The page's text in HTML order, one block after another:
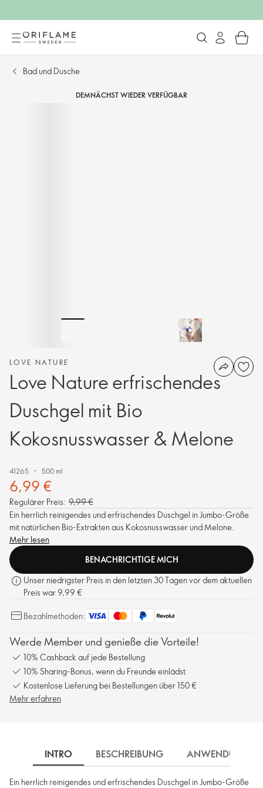
Bad und Dusche
DEMNÄCHST WIEDER VERFÜGBAR
LOVE NATURE
Love Nature erfrischendes
Duschgel mit Bio
Kokosnusswasser & Melone
41265 500 ml
6,99 €
Regulärer Preis: 9,99 €
Ein herrlich reinigendes und erfrischendes Duschgel in Jumbo-Größe
mit natürlichen Bio-Extrakten aus Kokosnusswasser und Melone.
Mehr lesen
BENACHRICHTIGE MICH
Unser niedrigster Preis in den letzten 30 Tagen vor dem aktuellen
Preis war 9,99 €
Bezahlmethoden:
Werde Member und genieße die Vorteile!
10% Cashback auf jede Bestellung
10% Sharing-Bonus, wenn du Freunde einlädst
Kostenlose Lieferung bei Bestellungen über 150 €
Mehr erfahren
INTRO BESCHREIBUNG ANWENDUNG
Ein herrlich reinigendes und erfrischendes Duschgel in Jumbo-Größe